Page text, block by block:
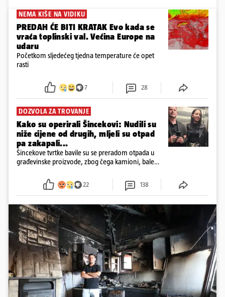
NEMA KIŠE NA VIDIKU
PREDAH ĆE BITI KRATAK Evo kada se
vraća toplinski val. Većina Europe na
udaru
Početkom sljedećeg tjedna temperature će opet
rasti
7 28
DOZVOLA ZA TROVANJE
Kako su operirali Šincekovi: Nudili su
niže cijene od drugih, mljeli su otpad
pa zakapali...
Šincekove tvrtke bavile su se preradom otpada u
građevinske proizvode, zbog čega kamioni, bale
22 138